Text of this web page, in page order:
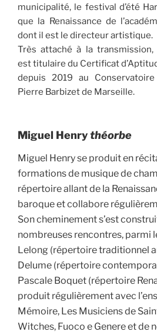
municipalité, le festival d’été
que la Renaissance de
dont il est le directeur artistique.
Très attaché à la transmission,
est titulaire du Certificat
depuis 2019 au
Pierre Barbizet de Marseille.
Miguel Henrythéorbe
Miguel Henry se produit en
formations de musique de
répertoire allant de la
baroque et collabore
Son cheminement s’est
nombreuses rencontres, parmi
Lelong (répertoire traditionnel
Delume (répertoire
Pascale Boquet (répertoire
produit régulièrement avec
Mémoire, Les Musiciens de
Witches, Fuoco e Genere et de